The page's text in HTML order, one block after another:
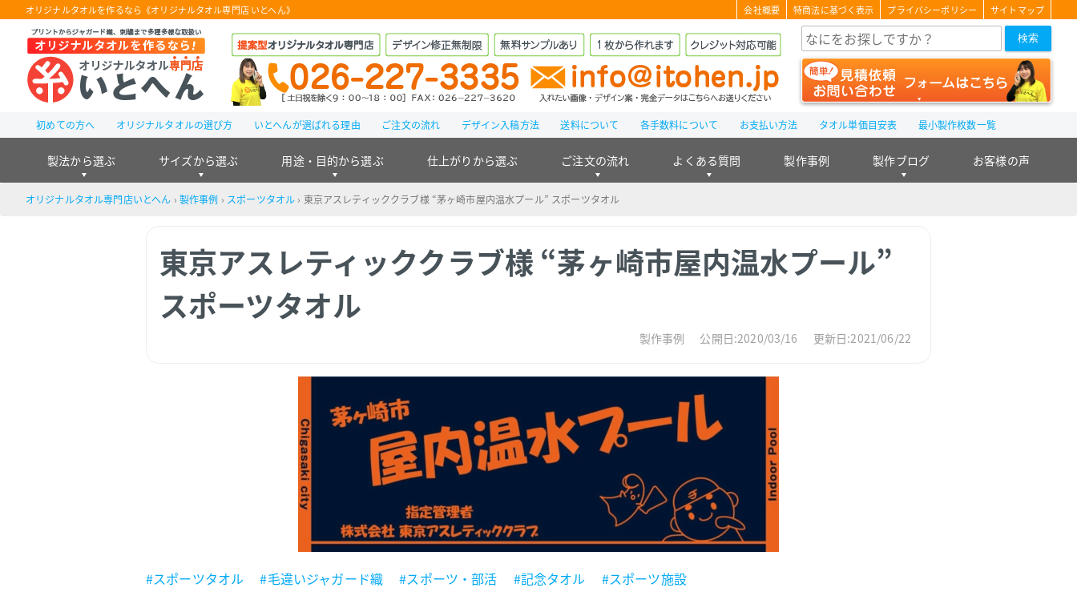
オリジナルタオルを作るなら《オリジナルタオル専門店 いとへん》 会社概要 特商法に基づく表示 プライバシーポリシー サイトマップ
検索
初めての方へ オリジナルタオルの選び方 いとへんが選ばれる理由 ご注文の流れ デザイン入稿方法 送料について 各手数料について お支払い方法 タオル単価目安表 最小製作枚数一覧
製法から選ぶ サイズから選ぶ 用途・目的から選ぶ 仕上がりから選ぶ ご注文の流れ よくある質問 製作事例 製作ブログ お客様の声
オリジナルタオル専門店いとへん › 製作事例 › スポーツタオル › 東京アスレティッククラブ様 “茅ヶ崎市屋内温水プール” スポーツタオル
東京アスレティッククラブ様 “茅ヶ崎市屋内温水プール”
スポーツタオル
製作事例 公開日:2020/03/16 更新日:2021/06/22
#スポーツタオル #毛違いジャガード織 #スポーツ・部活 #記念タオル #スポーツ施設